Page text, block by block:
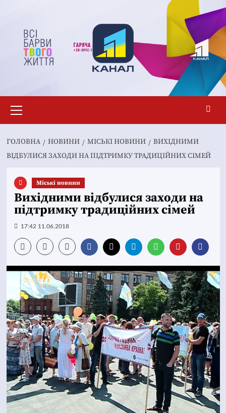
вмісту
меню
ГОЛОВНА НОВИНИ MІСЬКІ НОВИНИ
ВИХІДНИМИ
ВІДБУЛИСЯ ЗАХОДИ НА ПІДТРИМКУ ТРАДИЦІЙНИХ СІМЕЙ
Mіські новини
Вихідними відбулися заходи на
підтримку традиційних сімей
17:42 11.06.2018